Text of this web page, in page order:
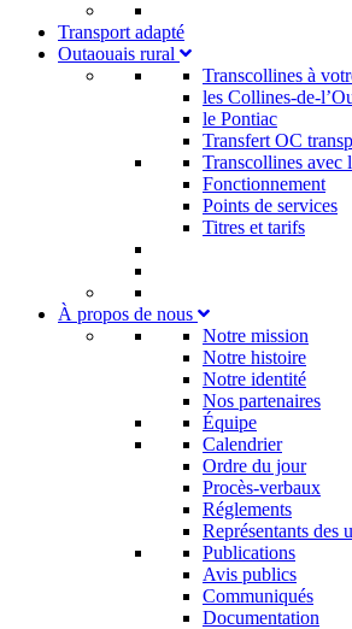
Transport adapté
Outaouais rural
Transcollines à
les Collines-de-
le Pontiac​
Transfert OC
Transcollines avec
Fonctionnement
Points de services
Titres et tarifs
À propos de nous
Notre mission
Notre histoire
Notre identité
Nos partenaires
Équipe
Calendrier
Ordre du jour
Procès-verbaux
Réglements
Représentants des
Publications
Avis publics
Communiqués
Documentation